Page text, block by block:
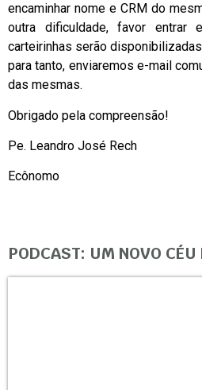
encaminhar nome e CRM do
outra dificuldade, favor entrar
carteirinhas serão
para tanto, enviaremos e-mail
das mesmas.
Obrigado pela compreensão!
Pe. Leandro José Rech
Ecônomo
PODCAST: UM NOVO